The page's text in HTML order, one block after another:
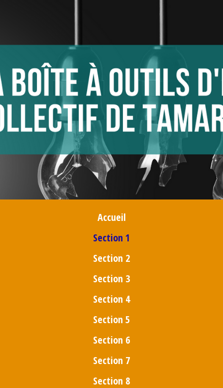
Accueil
Section 1
Section 2
Section 3
Section 4
Section 5
Section 6
Section 7
Section 8